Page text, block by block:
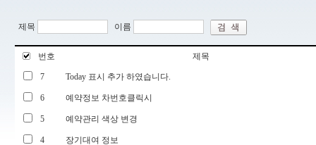
제목 이름
번호 제목
7 Today 표시 추가 하였습니다.
6 예약정보 차번호클릭시
5 예약관리 색상 변경
4 장기대여 정보